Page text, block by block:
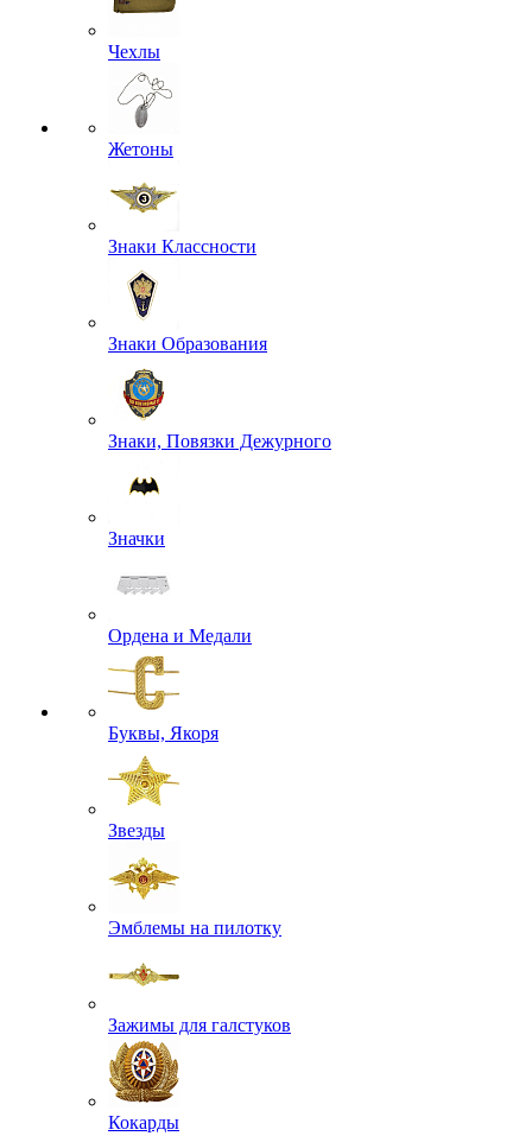
Чехлы
Жетоны
Знаки Классности
Знаки Образования
Знаки, Повязки Дежурного
Значки
Ордена и Медали
Буквы, Якоря
Звезды
Эмблемы на пилотку
Зажимы для галстуков
Кокарды